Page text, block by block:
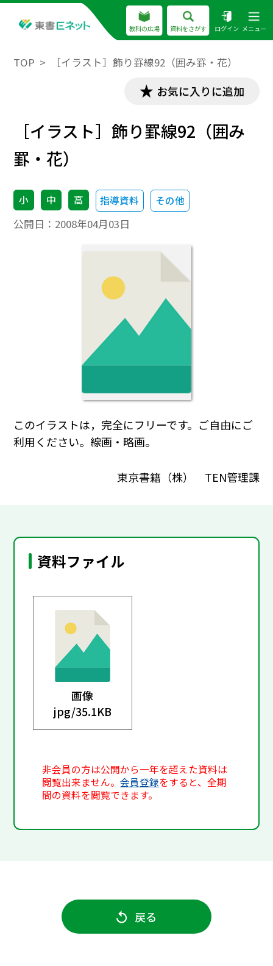
教科の広場 資料をさがす ログイン メニュー
TOP ［イラスト］飾り罫線92（囲み罫・花）
お気に入りに追加
［イラスト］飾り罫線92（囲み
罫・花）
小 中 高 指導資料 その他
公開日： 2008年04月03日
このイラストは，完全にフリーです。ご自由にご
利用ください。線画・略画。
東京書籍（株） TEN管理課
資料ファイル
画像
jpg/35.1KB
非会員の方は公開から一年を超えた資料は
閲覧出来ません。会員登録をすると、全期
間の資料を閲覧できます。
戻る